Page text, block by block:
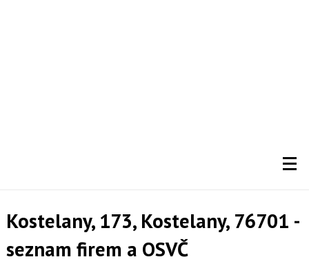
Kostelany, 173, Kostelany, 76701 -
seznam firem a OSVČ